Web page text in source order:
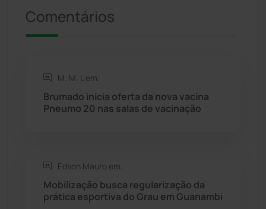
Riacho de Santana
Rio de Contas
Rio do Antônio
Saúde
Seabra (50)
Comentários
M. M. L em:
Brumado inicia oferta da nova vacina
Pneumo 20 nas salas de vacinação
Edson Mauro em:
Mobilização busca regularização da
prática esportiva do Grau em Guanambi